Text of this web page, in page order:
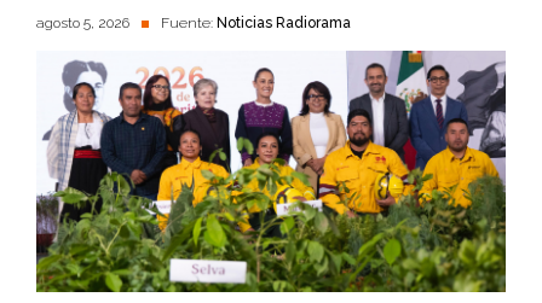
agosto 5, 2026 Fuente: Noticias Radiorama